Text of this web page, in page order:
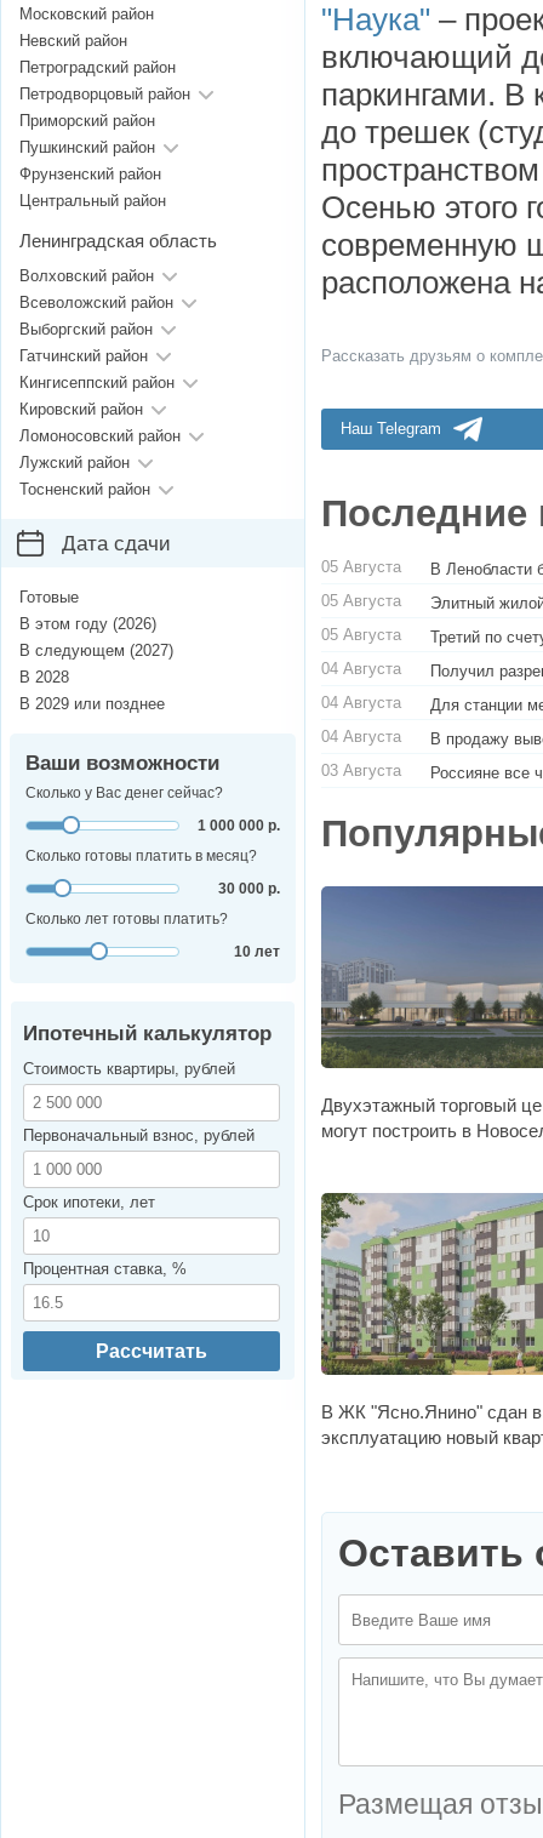
"Наука" –
включающий
паркингами. В
до трешек
Осенью этого
современную
расположена
Рассказать друзьям о
Наш Telegram
Последние
05 Августа
В Ленобласти
05 Августа
Элитный
05 Августа
Третий по
04 Августа
Получил
04 Августа
Для станции
04 Августа
В продажу
03 Августа
Россияне все
Двухэтажный торговый
могут построить в
В ЖК "Ясно.Янино" сдан в
эксплуатацию новый
Оставить
Размещая
Московский район
Невский район
Петроградский район
Петродворцовый район
Приморский район
Пушкинский район
Фрунзенский район
Центральный район
Ленинградская область
Волховский район
Всеволожский район
Выборгский район
Гатчинский район
Кингисеппский район
Кировский район
Ломоносовский район
Лужский район
Тосненский район
Дата сдачи
Готовые
В этом году (2026)
В следующем (2027)
В 2028
В 2029 или позднее
Ваши возможности
Сколько у Вас денег сейчас?
1 000 000 р.
Сколько готовы платить в месяц?
30 000 р.
Сколько лет готовы платить?
10 лет
Ипотечный калькулятор
Стоимость квартиры, рублей
Первоначальный взнос, рублей
Срок ипотеки, лет
Процентная ставка, %
Рассчитать